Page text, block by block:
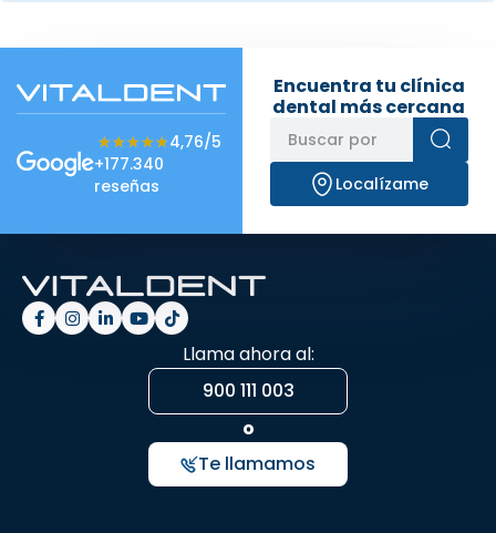
★★★★★
★★★★★4,76/5
+177.340
reseñas
Encuentra tu clínica
dental más cercana
Localízame
Llama ahora al:
900 111 003
o
Te llamamos